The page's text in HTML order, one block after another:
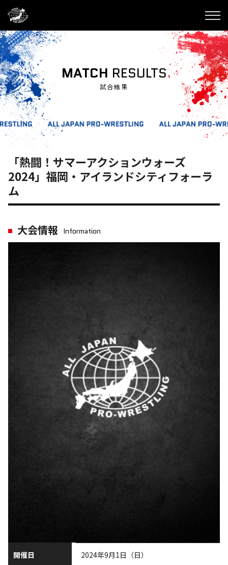
MATCH RESULTS
試合結果
「熱闘！サマーアクションウォーズ
2024」福岡・アイランドシティフォーラ
ム
大会情報 Information
開催日 2024年9月1日（日）